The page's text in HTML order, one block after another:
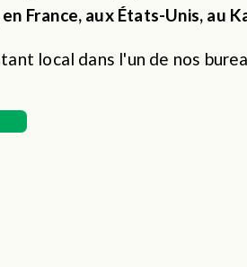
France, aux États-Unis, au
local dans l'un de nos